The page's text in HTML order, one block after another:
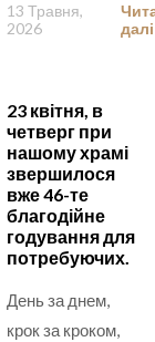
13 Травня,
2026
далі
23 квітня, в
четверг при
нашому храмі
звершилося
вже 46-те
благодійне
годування для
потребуючих.
День за днем,
крок за кроком,